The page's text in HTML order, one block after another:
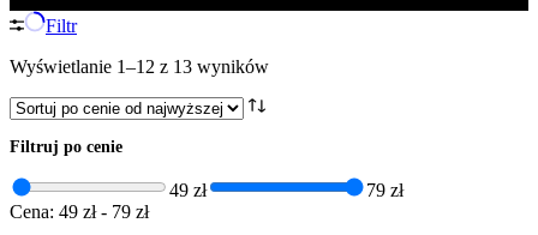
Filtr
Wyświetlanie 1–12 z 13 wynikówPosortowane
niskiej
Filtruj po cenie
49 zł
79 zł
Cena: 49 zł- 79 zł